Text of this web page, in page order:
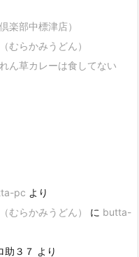
楽部中標津店）
むらかみうどん）
ん草カレーは食してない
pc より
むらかみうどん）
に butta-
助３７ より